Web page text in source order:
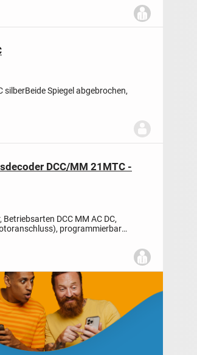
silberBeide Spiegel abgebrochen,
DCC/MM 21MTC -
DCC MM AC DC,
programmierbare
bei...